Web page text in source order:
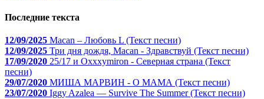
Последние текста
12/09/2025 Macan – Любовь L (Текст песни)
12/09/2025 Три дня дождя, Macan - Здравствуй (Текст песни)
17/09/2020 25/17 и Oxxxymiron - Северная страна (Текст
песни)
29/07/2020 МИША МАРВИН - О МАМА (Текст песни)
23/07/2020 Iggy Azalea — Survive The Summer (Текст песни)